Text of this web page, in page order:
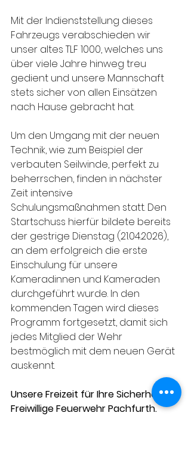
Mit der Indienststellung dieses
Fahrzeugs verabschieden wir
unser altes TLF 1000, welches uns
über viele Jahre hinweg treu
gedient und unsere Mannschaft
stets sicher von allen Einsätzen
nach Hause gebracht hat.
Um den Umgang mit der neuen
Technik, wie zum Beispiel der
verbauten Seilwinde, perfekt zu
beherrschen, finden in nächster
Zeit intensive
Schulungsmaßnahmen statt. Den
Startschuss hierfür bildete bereits
der gestrige Dienstag (21.04.2026),
an dem erfolgreich die erste
Einschulung für unsere
Kameradinnen und Kameraden
durchgeführt wurde. In den
kommenden Tagen wird dieses
Programm fortgesetzt, damit sich
jedes Mitglied der Wehr
bestmöglich mit dem neuen Gerät
auskennt.
Unsere Freizeit für Ihre Sicherheit –
Freiwillige Feuerwehr Pachfurth.